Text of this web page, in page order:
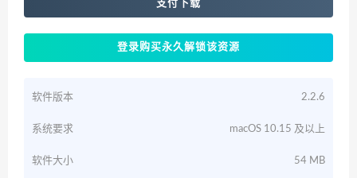
支付下载
登录购买永久解锁该资源
软件版本 2.2.6
系统要求 macOS 10.15 及以上
软件大小 54 MB